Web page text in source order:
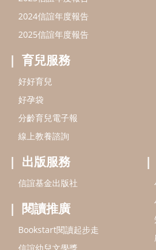
出版服務
信誼基金出版社
閱讀推廣
Bookstart閱讀起步走
信誼幼兒文學獎
信誼兒童動畫獎
小袋鼠說故事劇團
service@hsin-yi.org.tw
信誼好好育兒
(02)2396-5305轉2345 (週一～週
認識信誼 合作洽談 智慧財產